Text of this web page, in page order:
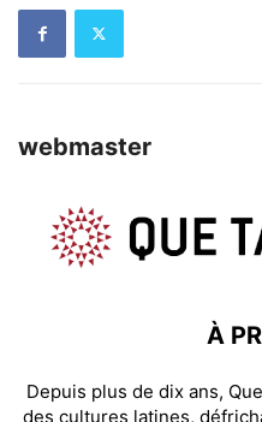
webmaster
À
Depuis plus de dix ans,
des cultures latines,